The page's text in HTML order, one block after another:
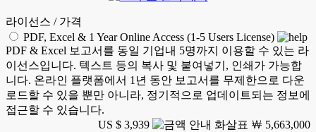
라이선스 / 가격
PDF, Excel & 1 Year Online Access (1-5 Users License)
PDF & Excel 보고서를 동일 기업내 5명까지 이용할 수 있는 라
이선스입니다. 텍스트 등의 복사 및 붙여넣기, 인쇄가 가능합
니다. 온라인 플랫폼에서 1년 동안 보고서를 무제한으로 다운
로드할 수 있을 뿐만 아니라, 정기적으로 업데이트되는 정보에
접근할 수 있습니다.
US $ 3,939
￦ 5,663,000